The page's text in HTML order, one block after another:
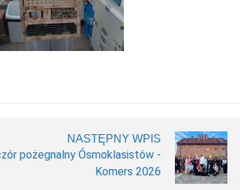
NASTĘPNY WPIS
pożegnalny Ósmoklasistów -
Komers 2026